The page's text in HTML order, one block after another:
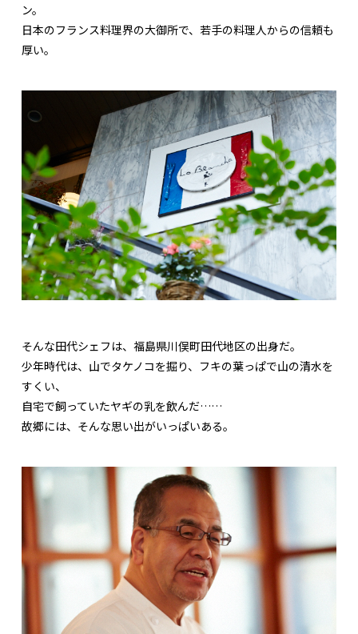
ン。
日本のフランス料理界の大御所で、若手の料理人からの信頼も
厚い。
そんな田代シェフは、福島県川俣町田代地区の出身だ。
少年時代は、山でタケノコを掘り、フキの葉っぱで山の清水を
すくい、
自宅で飼っていたヤギの乳を飲んだ……
故郷には、そんな思い出がいっぱいある。